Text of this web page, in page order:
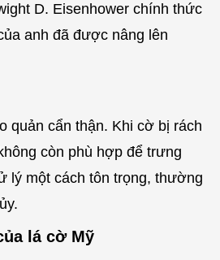
D. Eisenhower chính thức
anh đã được nâng lên
quản cẩn thận. Khi cờ bị rách
còn phù hợp để trưng
lý một cách tôn trọng, thường
lá cờ Mỹ